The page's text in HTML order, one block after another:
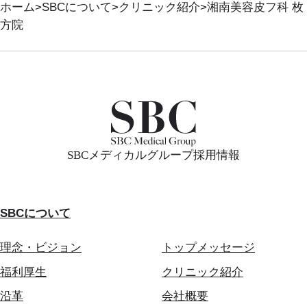
ホーム SBCについて クリニック紹介 湘南美容皮フ科 枚
方院
SBCメディカルグループ採用情報
SBCについて
理念・ビジョン
トップメッセージ
福利厚生
クリニック紹介
沿革
会社概要